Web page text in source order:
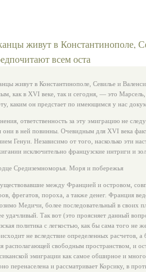
живут в Константинополе,
всем оста
живут в Константинополе, Севилье и
как в XVI веке, так и сегодня, — это
каким он предстает по имеющимся у нас
ответственность за эту эмиграцию не
они в ней повинны. Очевидным для XVI века
Генуи. Независимо от того, насколько эти
исключи­тельно французские интриги и
Средиземноморья. Моря и побережья
между Францией и островом,
фрегатов, пороха, а также денег. Франция
Медичи, более последовательный в своих
удачли­вый. Так вот (это проясняет данный
политика с легкостью, как бы сама того не
не вследствие определенных расчетов,
располагающей свободным пространством, и
эмиграции как самое обширное и
перена­селена и рассматривает Корсику, в